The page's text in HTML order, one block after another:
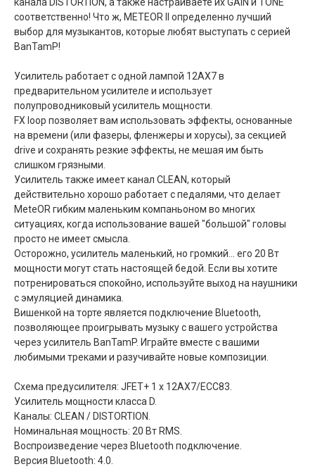
соответственно! Что ж, METEOR II определенно лучший
выбор для музыкантов, которые любят выступать с серией
BanTamP!
Усилитель работает с одной лампой 12AX7 в
предварительном усилителе и использует
полупроводниковый усилитель мощности.
FX loop позволяет вам использовать эффекты, основанные
на времени (или фазеры, фленжеры и хорусы), за секцией
drive и сохранять резкие эффекты, не мешая им быть
слишком грязными.
Усилитель также имеет канал CLEAN, который
действительно хорошо работает с педалями, что делает
MeteOR гибким маленьким компаньоном во многих
ситуациях, когда использование вашей "большой" головы
просто не имеет смысла.
Осторожно, усилитель маленький, но громкий… его 20 Вт
мощности могут стать настоящей бедой. Если вы хотите
потренироваться спокойно, используйте выход на наушники
с эмуляцией динамика.
Вишенкой на торте является подключение Bluetooth,
позволяющее проигрывать музыку с вашего устройства
через усилитель BanTamP. Играйте вместе с вашими
любимыми треками и разучивайте новые композиции.
Схема предусилителя: JFET+ 1 x 12AX7/ECC83.
Усилитель мощности класса D.
Каналы: CLEAN / DISTORTION.
Номинальная мощность: 20 Вт RMS.
Воспроизведение через Bluetooth подключение.
Версия Bluetooth: 4.0.